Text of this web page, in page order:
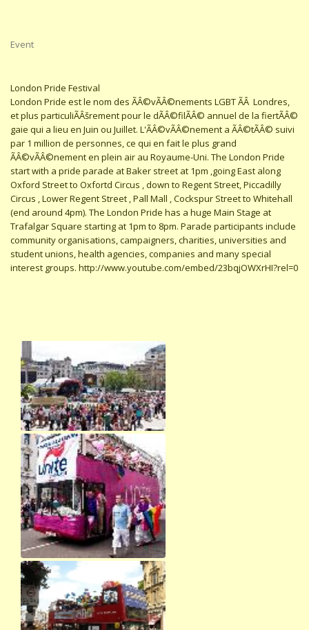
Event
London Pride Festival
London Pride est le nom des ÃÂ©vÃÂ©nements LGBT ÃÂ Londres,
et plus particuliÃÂšrement pour le dÃÂ©filÃÂ© annuel de la fiertÃÂ©
gaie qui a lieu en Juin ou Juillet. L'ÃÂ©vÃÂ©nement a ÃÂ©tÃÂ© suivi
par 1 million de personnes, ce qui en fait le plus grand
ÃÂ©vÃÂ©nement en plein air au Royaume-Uni. The London Pride
start with a pride parade at Baker street at 1pm ,going East along
Oxford Street to Oxfortd Circus , down to Regent Street, Piccadilly
Circus , Lower Regent Street , Pall Mall , Cockspur Street to Whitehall
(end around 4pm). The London Pride has a huge Main Stage at
Trafalgar Square starting at 1pm to 8pm. Parade participants include
community organisations, campaigners, charities, universities and
student unions, health agencies, companies and many special
interest groups. http://www.youtube.com/embed/23bqjOWXrHI?rel=0